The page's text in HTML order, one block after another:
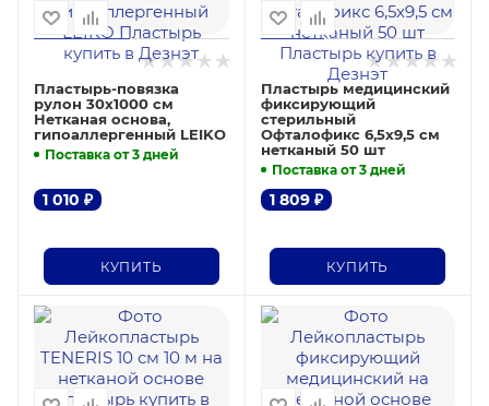
Пластырь-повязка
рулон 30х1000 см
Нетканая основа,
гипоаллергенный LEIKO
Поставка от 3 дней
1 010 ₽
КУПИТЬ
Пластырь медицинский
фиксирующий
стерильный
Офталофикс 6,5х9,5 см
нетканый 50 шт
Поставка от 3 дней
1 809₽
КУПИТЬ